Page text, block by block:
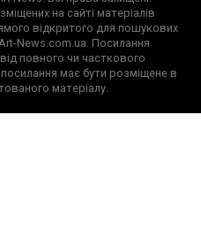
на сайті матеріалів
відкритого для пошукових
News.com.ua. Посилання
повного чи часткового
має бути розміщене в
матеріалу.